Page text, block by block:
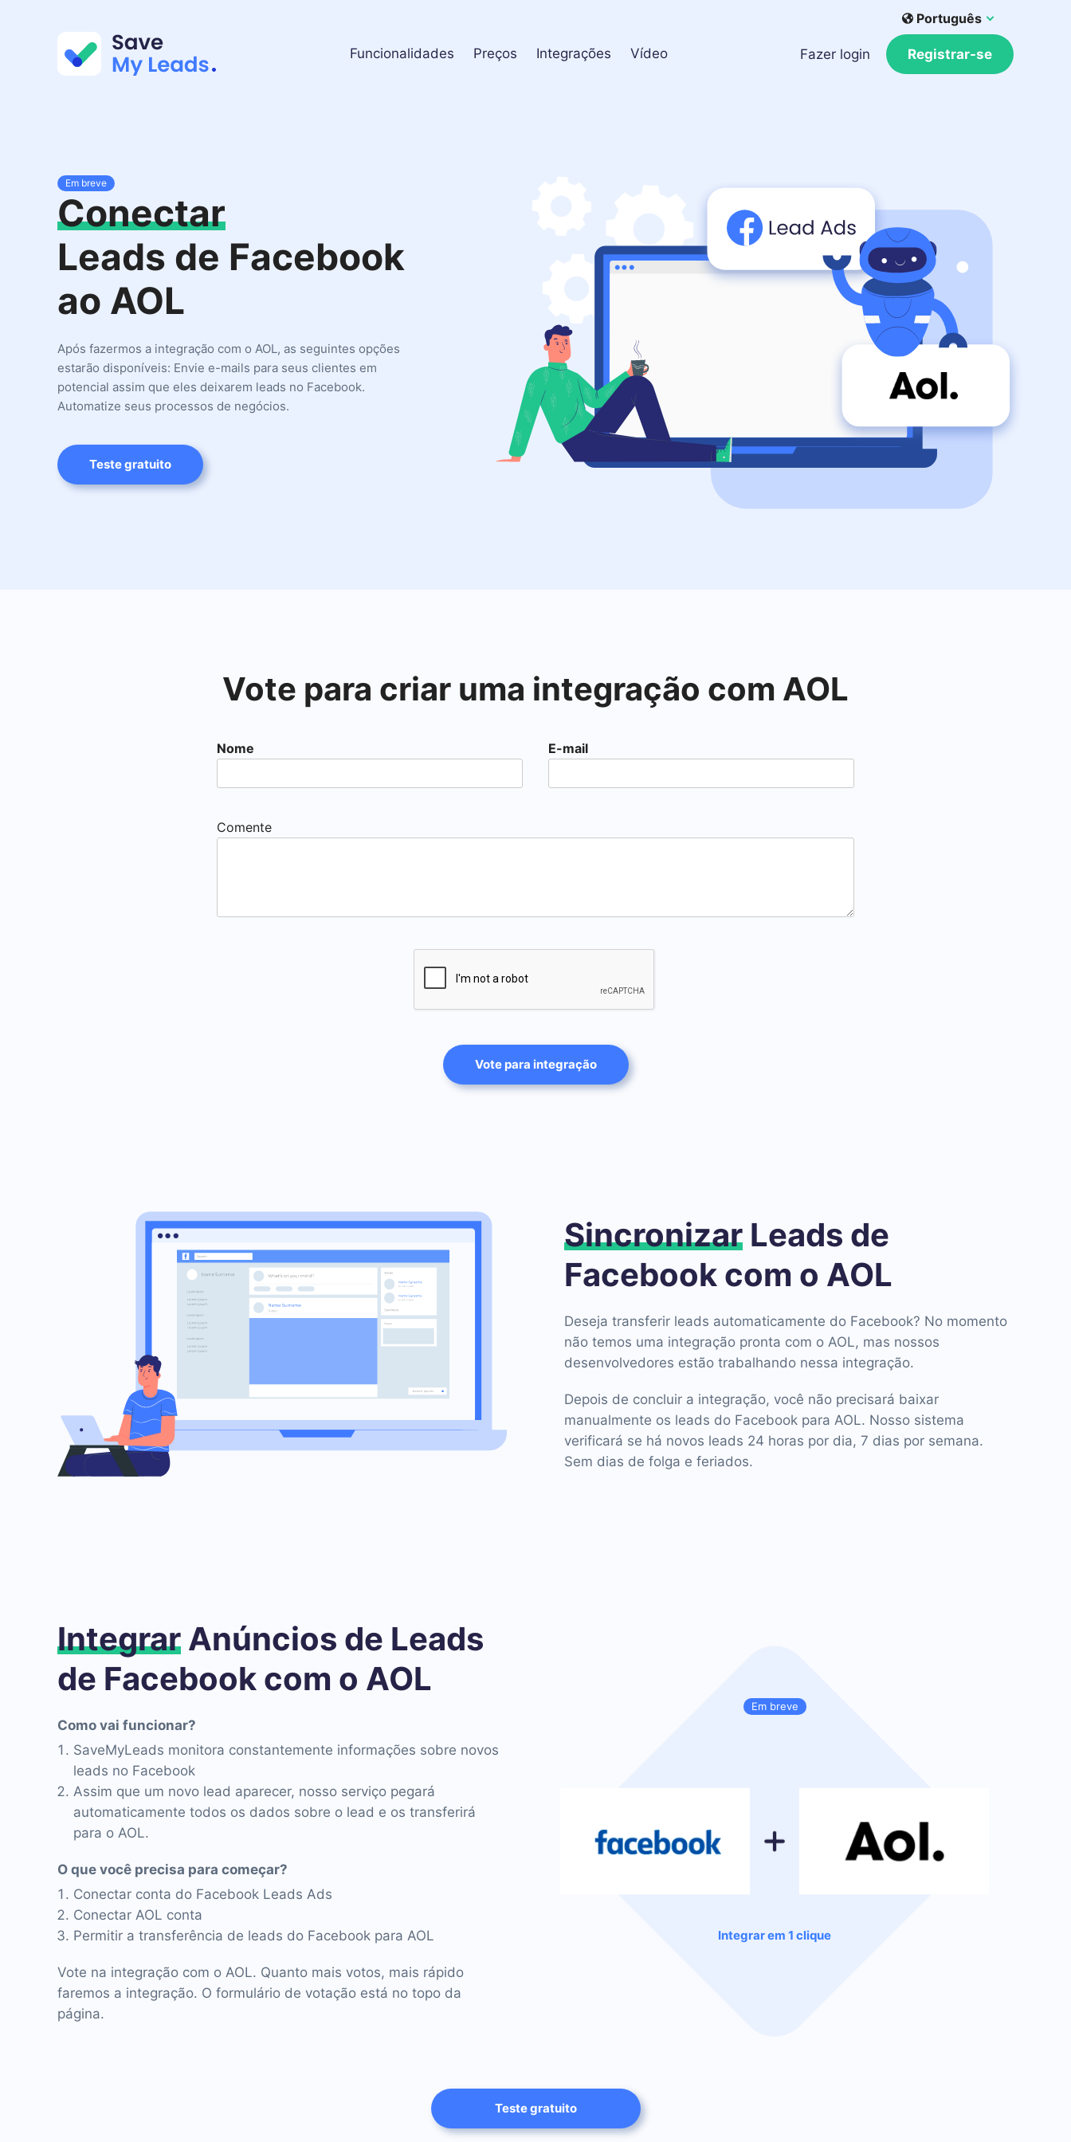
Funcionalidades Preços Integrações Vídeo
Português
Fazer login Registrar-se
Em breve
Conectar
Leads de Facebook
ao AOL
Após fazermos a integração com o AOL, as seguintes opções
estarão disponíveis: Envie e-mails para seus clientes em
potencial assim que eles deixarem leads no Facebook.
Automatize seus processos de negócios.
Teste gratuito
Vote para criar uma integração com AOL
Nome E-mail
Comente
Vote para integração
Sincronizar Leads de
Facebook com o AOL
Deseja transferir leads automaticamente do Facebook? No momento
não temos uma integração pronta com o AOL, mas nossos
desenvolvedores estão trabalhando nessa integração.
Depois de concluir a integração, você não precisará baixar
manualmente os leads do Facebook para AOL. Nosso sistema
verificará se há novos leads 24 horas por dia, 7 dias por semana.
Sem dias de folga e feriados.
Em breve
Integrar em 1 clique
Integrar Anúncios de Leads
de Facebook com o AOL
Como vai funcionar?
SaveMyLeads monitora constantemente informações sobre novos
leads no Facebook
Assim que um novo lead aparecer, nosso serviço pegará
automaticamente todos os dados sobre o lead e os transferirá
para o AOL.
O que você precisa para começar?
Conectar conta do Facebook Leads Ads
Conectar AOL conta
Permitir a transferência de leads do Facebook para AOL
Vote na integração com o AOL. Quanto mais votos, mais rápido
faremos a integração. O formulário de votação está no topo da
página.
Teste gratuito